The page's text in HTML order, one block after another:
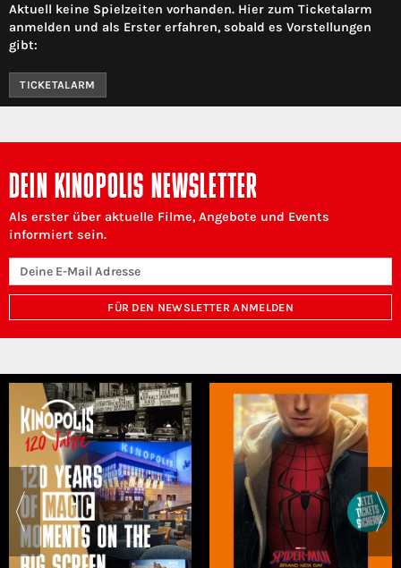
Aktuell keine Spielzeiten vorhanden. Hier zum Ticketalarm
anmelden und als Erster erfahren, sobald es Vorstellungen
gibt:
TICKETALARM
DEIN KINOPOLIS NEWSLETTER
Als erster über aktuelle Filme, Angebote und Events
informiert sein.
FÜR DEN NEWSLETTER ANMELDEN